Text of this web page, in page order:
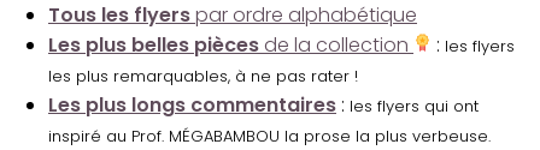
Tous les flyerspar ordre alphabétique
Les plus belles pièces de la collection : les flyers
les plus remarquables, à ne pas rater !
Les plus longs commentaires : les flyers qui ont
inspiré au Prof. MÉGABAMBOU la prose la plus verbeuse.